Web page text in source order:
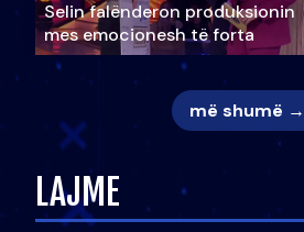
Selin falënderon produksionin
mes emocionesh të forta
më shumë →
LAJME